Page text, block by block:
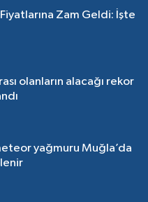
Fiyatlarına Zam Geldi: İşte
olanların alacağı rekor
yağmuru Muğla’da